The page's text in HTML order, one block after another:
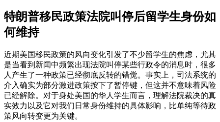
特朗普移民政策法院叫停后留学生身份如
何维持
近期美国移民政策的风向变化引发了不少留学生的焦虑，尤其
是当看到新闻中频繁出现法院叫停某些行政令的消息时，很多
人产生了一种政策已经彻底反转的错觉。事实上，司法系统的
介入确实为部分激进政策按下了暂停键，但这并不意味着风险
已经解除。对于身处美国的华人学生而言，理解法院裁决的真
实效力以及它对我们日常身份维持的具体影响，比单纯等待政
策风向转变更为关键。